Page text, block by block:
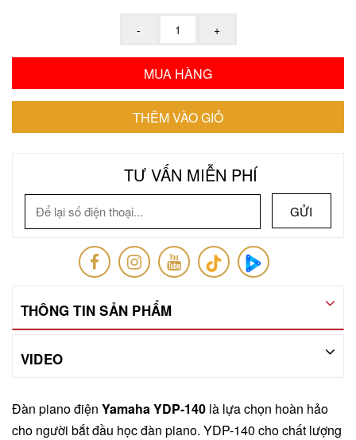
TƯ VẤN MIỄN PHÍ
GỬI
THÔNG TIN SẢN PHẨM
VIDEO
Đàn piano điện YamahaYDP-140 là lựa chọn hoàn hảo
cho người bắt đầu học đàn piano. YDP-140 cho chất lượng